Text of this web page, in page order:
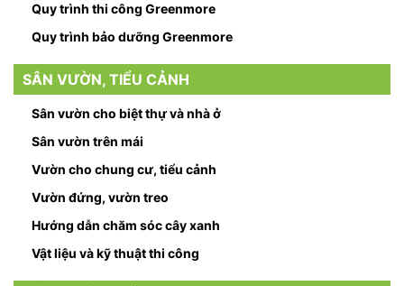
Quy trình thi công Greenmore
Quy trình bảo dưỡng Greenmore
SÂN VƯỜN, TIỂU CẢNH
Sân vườn cho biệt thự và nhà ở
Sân vườn trên mái
Vườn cho chung cư, tiểu cảnh
Vườn đứng, vườn treo
Hướng dẫn chăm sóc cây xanh
Vật liệu và kỹ thuật thi công